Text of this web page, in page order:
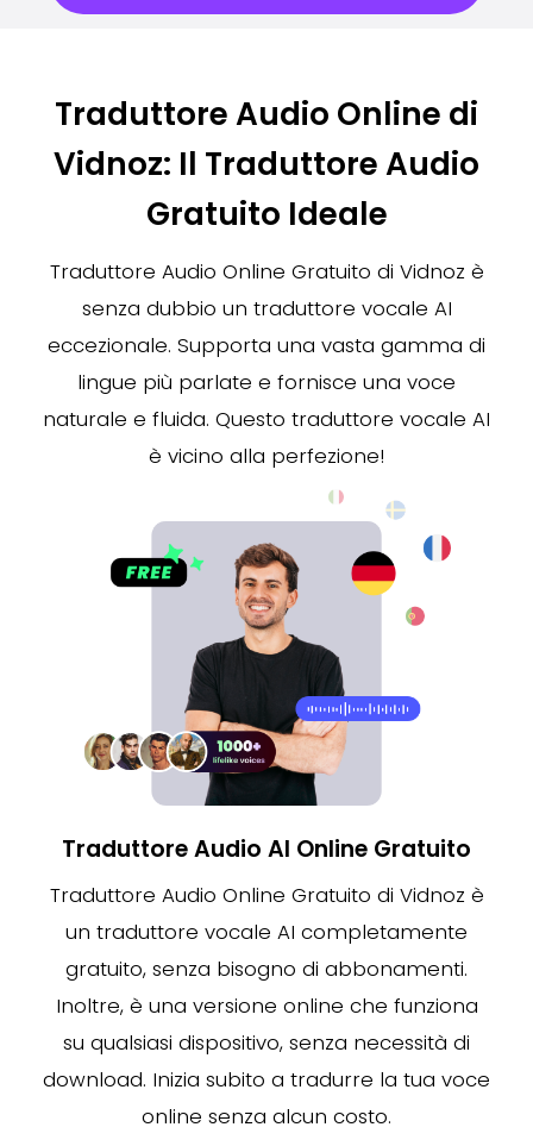
Traduttore Audio Online di
Vidnoz: Il Traduttore Audio
Gratuito Ideale
Traduttore Audio Online Gratuito di Vidnoz è
senza dubbio un traduttore vocale AI
eccezionale. Supporta una vasta gamma di
lingue più parlate e fornisce una voce
naturale e fluida. Questo traduttore vocale AI
è vicino alla perfezione!
Traduttore Audio AI Online Gratuito
Traduttore Audio Online Gratuito di Vidnoz è
un traduttore vocale AI completamente
gratuito, senza bisogno di abbonamenti.
Inoltre, è una versione online che funziona
su qualsiasi dispositivo, senza necessità di
download. Inizia subito a tradurre la tua voce
online senza alcun costo.